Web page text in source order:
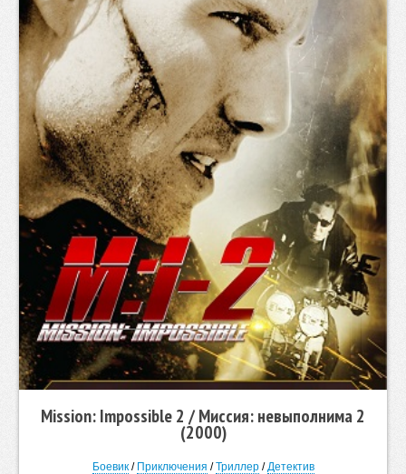
Mission: Impossible 2 / Миссия: невыполнима 2
(2000)
Боевик/ Приключения /Триллер/Детектив